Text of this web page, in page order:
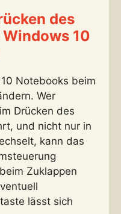
des
10
Notebooks beim
Wer
Drücken des
und nicht nur in
kann das
Zuklappen
lässt sich